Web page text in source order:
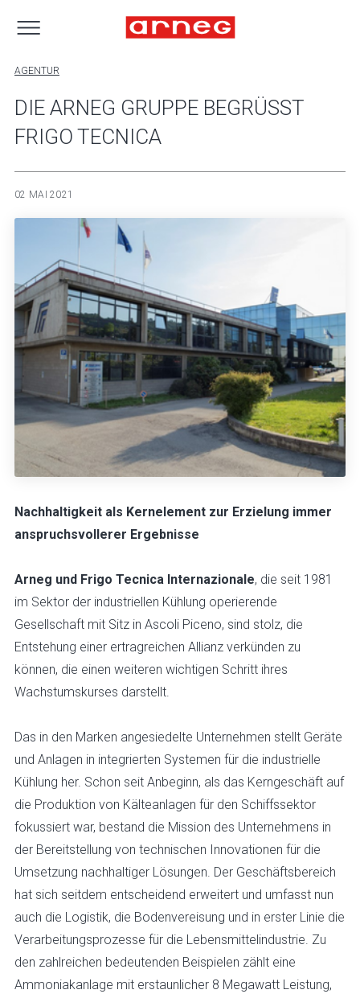
AGENTUR
DIE ARNEG GRUPPE BEGRÜSST
FRIGO TECNICA
02 MAI 2021
Nachhaltigkeit als Kernelement zur Erzielung immer
anspruchsvollerer Ergebnisse
Arneg und Frigo Tecnica Internazionale, die seit 1981
im Sektor der industriellen Kühlung operierende
Gesellschaft mit Sitz in Ascoli Piceno, sind stolz, die
Entstehung einer ertragreichen Allianz verkünden zu
können, die einen weiteren wichtigen Schritt ihres
Wachstumskurses darstellt.
Das in den Marken angesiedelte Unternehmen stellt Geräte
und Anlagen in integrierten Systemen für die industrielle
Kühlung her. Schon seit Anbeginn, als das Kerngeschäft auf
die Produktion von Kälteanlagen für den Schiffssektor
fokussiert war, bestand die Mission des Unternehmens in
der Bereitstellung von technischen Innovationen für die
Umsetzung nachhaltiger Lösungen. Der Geschäftsbereich
hat sich seitdem entscheidend erweitert und umfasst nun
auch die Logistik, die Bodenvereisung und in erster Linie die
Verarbeitungsprozesse für die Lebensmittelindustrie. Zu
den zahlreichen bedeutenden Beispielen zählt eine
Ammoniakanlage mit erstaunlicher 8 Megawatt Leistung,